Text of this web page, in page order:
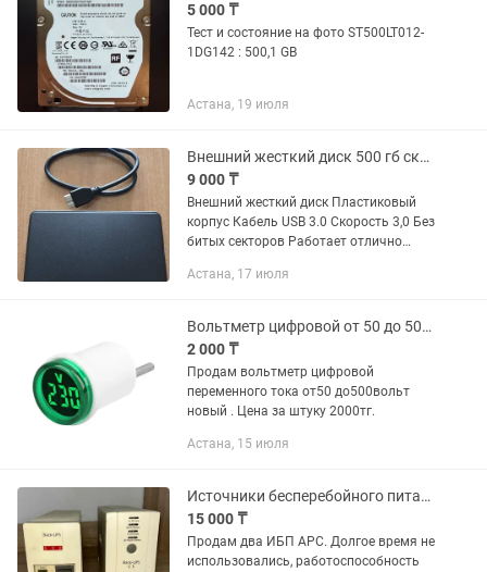
5 000 ₸
Тест и состояние на фото ST500LT012-
1DG142 : 500,1 GB
Астана, 19 июля
Внешний жесткий диск 500 гб скорость 3,0 Переностной
9 000 ₸
Внешний жесткий диск Пластиковый
корпус Кабель USB 3.0 Скорость 3,0 Без
битых секторов Работает отлично
наличии кабель На Type-C с доплата
Астана, 17 июля
Вольтметр цифровой от 50 до 500v
2 000 ₸
Продам вольтметр цифровой
переменного тока от50 до500вольт
новый . Цена за штуку 2000тг.
Астана, 15 июля
Источники бесперебойного питания APC Back-UPS 500 / Back-UPS CS 500
15 000 ₸
Продам два ИБП APC. Долгое время не
использовались, работоспособность